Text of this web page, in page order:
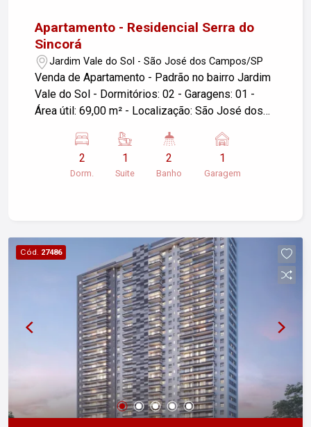
Apartamento - Residencial Serra do
Sincorá
Jardim Vale do Sol - São José dos Campos/SP
Venda de Apartamento - Padrão no bairro Jardim
Vale do Sol - Dormitórios: 02 - Garagens: 01 -
Área útil: 69,00 m² - Localização: São José dos
mais informações ou agendar uma visita, não
hesite em entrar em contato!
2
Dorm.
1
Suite
2
Banho
1
Garagem
Cód. 27486